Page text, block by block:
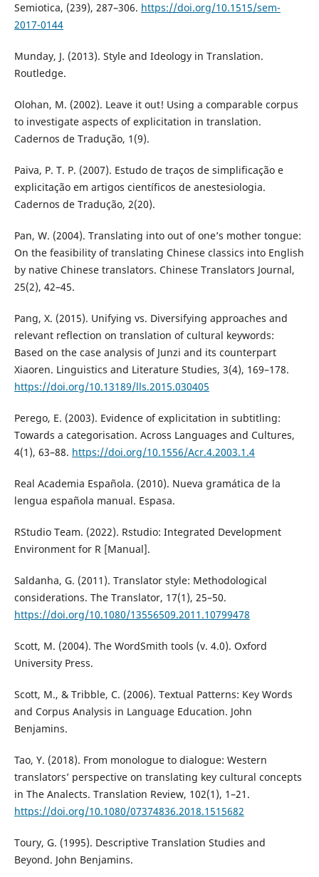
Semiotica, (239), 287–306. https://doi.org/10.1515/sem-
2017-0144
Munday, J. (2013). Style and Ideology in Translation.
Routledge.
Olohan, M. (2002). Leave it out! Using a comparable corpus
to investigate aspects of explicitation in translation.
Cadernos de Tradução, 1(9).
Paiva, P. T. P. (2007). Estudo de traços de simplificação e
explicitação em artigos científicos de anestesiologia.
Cadernos de Tradução, 2(20).
Pan, W. (2004). Translating into out of one’s mother tongue:
On the feasibility of translating Chinese classics into English
by native Chinese translators. Chinese Translators Journal,
25(2), 42–45.
Pang, X. (2015). Unifying vs. Diversifying approaches and
relevant reflection on translation of cultural keywords:
Based on the case analysis of Junzi and its counterpart
Xiaoren. Linguistics and Literature Studies, 3(4), 169–178.
https://doi.org/10.13189/lls.2015.030405
Perego, E. (2003). Evidence of explicitation in subtitling:
Towards a categorisation. Across Languages and Cultures,
4(1), 63–88. https://doi.org/10.1556/Acr.4.2003.1.4
Real Academia Española. (2010). Nueva gramática de la
lengua española manual. Espasa.
RStudio Team. (2022). Rstudio: Integrated Development
Environment for R [Manual].
Saldanha, G. (2011). Translator style: Methodological
considerations. The Translator, 17(1), 25–50.
https://doi.org/10.1080/13556509.2011.10799478
Scott, M. (2004). The WordSmith tools (v. 4.0). Oxford
University Press.
Scott, M., & Tribble, C. (2006). Textual Patterns: Key Words
and Corpus Analysis in Language Education. John
Benjamins.
Tao, Y. (2018). From monologue to dialogue: Western
translators’ perspective on translating key cultural concepts
in The Analects. Translation Review, 102(1), 1–21.
https://doi.org/10.1080/07374836.2018.1515682
Toury, G. (1995). Descriptive Translation Studies and
Beyond. John Benjamins.